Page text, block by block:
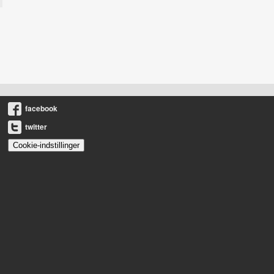
facebook
twitter
Cookie-indstillinger